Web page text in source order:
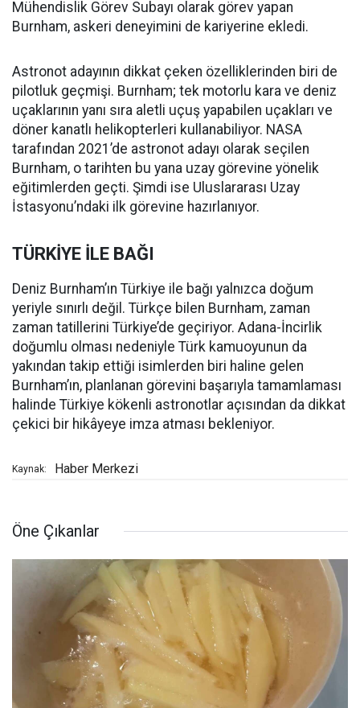
Mühendislik Görev Subayı olarak görev yapan
Burnham, askeri deneyimini de kariyerine ekledi.
Astronot adayının dikkat çeken özelliklerinden biri de
pilotluk geçmişi. Burnham; tek motorlu kara ve deniz
uçaklarının yanı sıra aletli uçuş yapabilen uçakları ve
döner kanatlı helikopterleri kullanabiliyor. NASA
tarafından 2021’de astronot adayı olarak seçilen
Burnham, o tarihten bu yana uzay görevine yönelik
eğitimlerden geçti. Şimdi ise Uluslararası Uzay
İstasyonu’ndaki ilk görevine hazırlanıyor.
TÜRKİYE İLE BAĞI
Deniz Burnham’ın Türkiye ile bağı yalnızca doğum
yeriyle sınırlı değil. Türkçe bilen Burnham, zaman
zaman tatillerini Türkiye’de geçiriyor. Adana-İncirlik
doğumlu olması nedeniyle Türk kamuoyunun da
yakından takip ettiği isimlerden biri haline gelen
Burnham’ın, planlanan görevini başarıyla tamamlaması
halinde Türkiye kökenli astronotlar açısından da dikkat
çekici bir hikâyeye imza atması bekleniyor.
Kaynak: Haber Merkezi
Öne Çıkanlar